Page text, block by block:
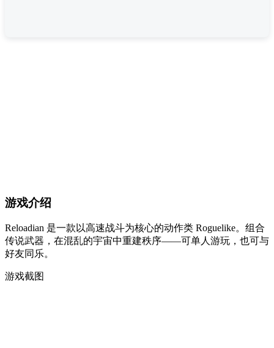
游戏介绍
Reloadian 是一款以高速战斗为核心的动作类 Roguelike。组合
传说武器，在混乱的宇宙中重建秩序——可单人游玩，也可与
好友同乐。
游戏截图